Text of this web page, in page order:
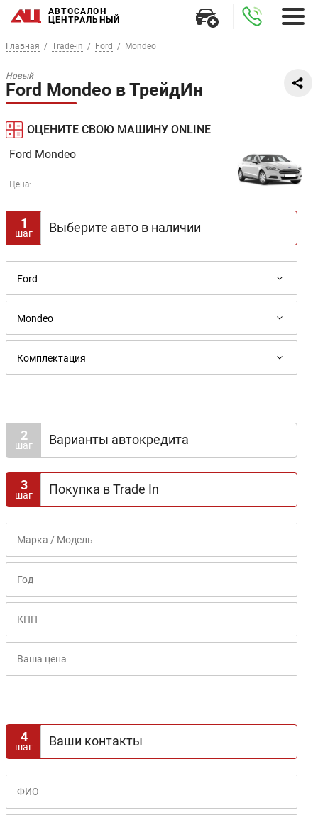
АВТОСАЛОН
ЦЕНТРАЛЬНЫЙ
Главная Trade-in Ford Mondeo
Новый
Ford Mondeo в ТрейдИн
ОЦЕНИТЕ СВОЮ МАШИНУ ONLINE
1
шаг Выберите авто в наличии
Ford Mondeo
Цена:
2
шаг Варианты автокредита
Доступна госпрограмма
Срок кредита
1 2
Первоначальный взнос
0% 10% 20% 30% 40% 50% 60% 70%
Расчет кредита
3
шаг Покупка в Trade In
4
шаг Ваши контакты